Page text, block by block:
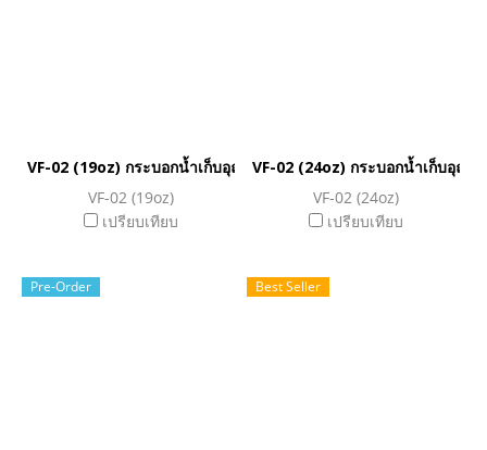
VF-02 (19oz) กระบอกน้ำเก็บอุณหภูมิ
VF-02 (19oz)
เปรียบเทียบ
VF-02 (24oz) กระบอกน้ำเก็บอุณห
VF-02 (24oz)
เปรียบเทียบ
Pre-Order Best Seller